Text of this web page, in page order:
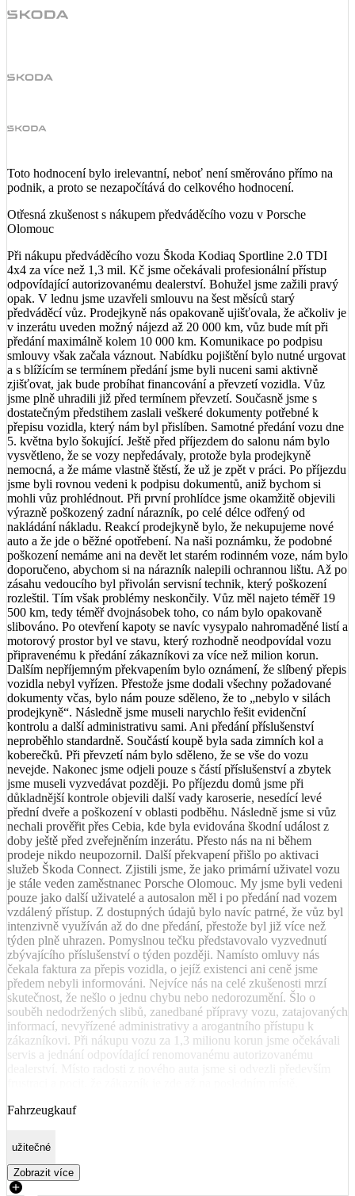
Toto hodnocení bylo irelevantní, neboť není směrováno přímo na
podnik, a proto se nezapočítává do celkového hodnocení.
Otřesná zkušenost s nákupem předváděcího vozu v Porsche
Olomouc
Při nákupu předváděcího vozu Škoda Kodiaq Sportline 2.0 TDI
4x4 za více než 1,3 mil. Kč jsme očekávali profesionální přístup
odpovídající autorizovanému dealerství. Bohužel jsme zažili pravý
opak. V lednu jsme uzavřeli smlouvu na šest měsíců starý
předváděcí vůz. Prodejkyně nás opakovaně ujišťovala, že ačkoliv je
v inzerátu uveden možný nájezd až 20 000 km, vůz bude mít při
předání maximálně kolem 10 000 km. Komunikace po podpisu
smlouvy však začala váznout. Nabídku pojištění bylo nutné urgovat
a s blížícím se termínem předání jsme byli nuceni sami aktivně
zjišťovat, jak bude probíhat financování a převzetí vozidla. Vůz
jsme plně uhradili již před termínem převzetí. Současně jsme s
dostatečným předstihem zaslali veškeré dokumenty potřebné k
přepisu vozidla, který nám byl přislíben. Samotné předání vozu dne
5. května bylo šokující. Ještě před příjezdem do salonu nám bylo
vysvětleno, že se vozy nepředávaly, protože byla prodejkyně
nemocná, a že máme vlastně štěstí, že už je zpět v práci. Po příjezdu
jsme byli rovnou vedeni k podpisu dokumentů, aniž bychom si
mohli vůz prohlédnout. Při první prohlídce jsme okamžitě objevili
výrazně poškozený zadní nárazník, po celé délce odřený od
nakládání nákladu. Reakcí prodejkyně bylo, že nekupujeme nové
auto a že jde o běžné opotřebení. Na naši poznámku, že podobné
poškození nemáme ani na devět let starém rodinném voze, nám bylo
doporučeno, abychom si na nárazník nalepili ochrannou lištu. Až po
zásahu vedoucího byl přivolán servisní technik, který poškození
rozleštil. Tím však problémy neskončily. Vůz měl najeto téměř 19
500 km, tedy téměř dvojnásobek toho, co nám bylo opakovaně
slibováno. Po otevření kapoty se navíc vysypalo nahromaděné listí a
motorový prostor byl ve stavu, který rozhodně neodpovídal vozu
připravenému k předání zákazníkovi za více než milion korun.
Dalším nepříjemným překvapením bylo oznámení, že slíbený přepis
vozidla nebyl vyřízen. Přestože jsme dodali všechny požadované
dokumenty včas, bylo nám pouze sděleno, že to „nebylo v silách
prodejkyně“. Následně jsme museli narychlo řešit evidenční
kontrolu a další administrativu sami. Ani předání příslušenství
neproběhlo standardně. Součástí koupě byla sada zimních kol a
koberečků. Při převzetí nám bylo sděleno, že se vše do vozu
nevejde. Nakonec jsme odjeli pouze s částí příslušenství a zbytek
jsme museli vyzvedávat později. Po příjezdu domů jsme při
důkladnější kontrole objevili další vady karoserie, nesedící levé
přední dveře a poškození v oblasti podběhu. Následně jsme si vůz
nechali prověřit přes Cebia, kde byla evidována škodní událost z
doby ještě před zveřejněním inzerátu. Přesto nás na ni během
prodeje nikdo neupozornil. Další překvapení přišlo po aktivaci
služeb Škoda Connect. Zjistili jsme, že jako primární uživatel vozu
je stále veden zaměstnanec Porsche Olomouc. My jsme byli vedeni
pouze jako další uživatelé a autosalon měl i po předání nad vozem
vzdálený přístup. Z dostupných údajů bylo navíc patrné, že vůz byl
intenzivně využíván až do dne předání, přestože byl již více než
týden plně uhrazen. Pomyslnou tečku představovalo vyzvednutí
zbývajícího příslušenství o týden později. Namísto omluvy nás
čekala faktura za přepis vozidla, o jejíž existenci ani ceně jsme
předem nebyli informováni. Nejvíce nás na celé zkušenosti mrzí
skutečnost, že nešlo o jednu chybu nebo nedorozumění. Šlo o
souběh nedodržených slibů, zanedbané přípravy vozu, zatajovaných
informací, nevyřízené administrativy a arogantního přístupu k
zákazníkovi. Při nákupu vozu za 1,3 milionu korun jsme očekávali
servis a jednání odpovídající renomovanému autorizovanému
Fahrzeugkauf
užitečné
Zobrazit více